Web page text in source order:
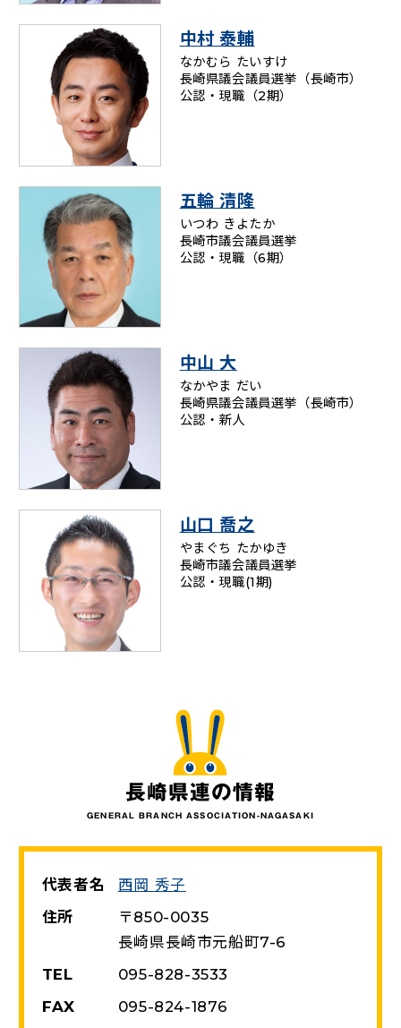
中村 泰輔
なかむら たいすけ
長崎県議会議員選挙（長崎市）
公認・現職（2期）
五輪 清隆
いつわ きよたか
長崎市議会議員選挙
公認・現職（6期）
中山 大
なかやま だい
長崎県議会議員選挙（長崎市）
公認・新人
山口 喬之
やまぐち たかゆき
長崎市議会議員選挙
公認・現職(1期)
長崎県連の情報
GENERAL BRANCH ASSOCIATION-NAGASAKI
代表者名
西岡 秀子
住所
〒850-0035
長崎県長崎市元船町7-6
TEL
095-828-3533
FAX
095-824-1876